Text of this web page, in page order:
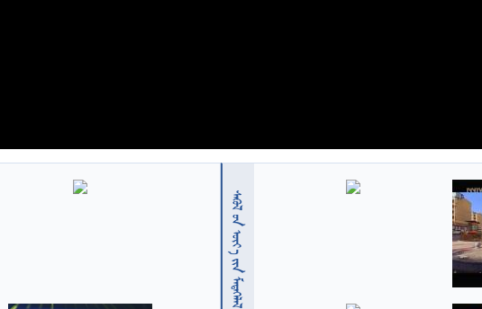
  